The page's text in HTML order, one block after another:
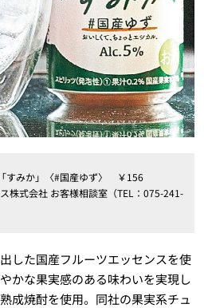
すみか」〈#国産ゆず〉 ￥156
株式会社 お客様相談室（TEL：075-241-
した国産フルーツエッセンスを使
かな果実感のある味わいを実現し
成焼酎を使用。同社の果実系チュ